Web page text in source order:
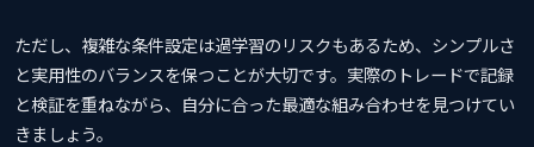
ただし、複雑な条件設定は過学習のリスクもあるため、シンプルさ
と実用性のバランスを保つことが大切です。実際のトレードで記録
と検証を重ねながら、自分に合った最適な組み合わせを見つけてい
きましょう。